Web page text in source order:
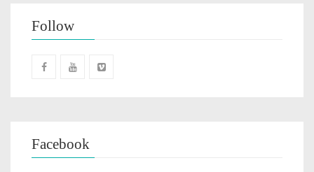
Follow
Facebook